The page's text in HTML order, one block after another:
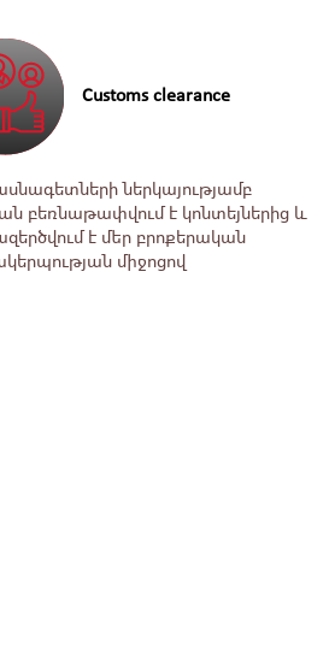
Customs clearance
ներկայությամբ
բեռնաթափվում է կոնտեյներից և
է ﬔր բրոքերական
ﬕջոցով